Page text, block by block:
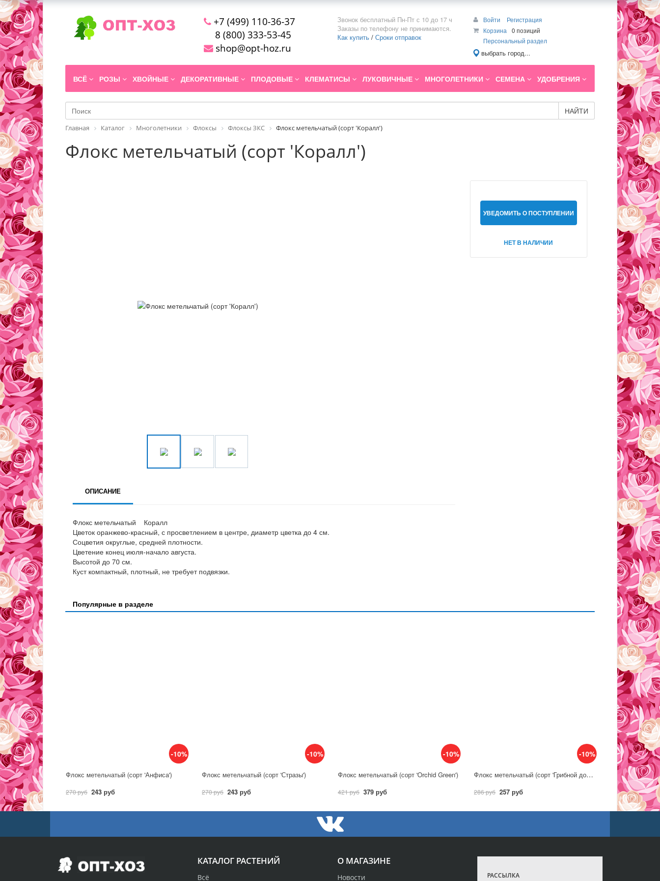
+7 (499) 110-36-37
8 (800) 333-53-45
shop@opt-hoz.ru
Звонок бесплатный Пн-Пт с 10 до 17 ч
Заказы по телефону не принимаются.
Как купить / Сроки отправок
Войти
Регистрация
Корзина
0 позиций
Персональный раздел
выбрать город...
ВСЁ РОЗЫ ХВОЙНЫЕ ДЕКОРАТИВНЫЕ ПЛОДОВЫЕ КЛЕМАТИСЫ ЛУКОВИЧНЫЕ МНОГОЛЕТНИКИ СЕМЕНА УДОБРЕНИЯ
НАЙТИ
Главная Каталог Многолетники Флоксы Флоксы ЗКС Флокс метельчатый (сорт 'Коралл')
Флокс метельчатый (сорт 'Коралл')
УВЕДОМИТЬ О ПОСТУПЛЕНИИ
НЕТ В НАЛИЧИИ
ОПИСАНИЕ
Флокс метельчатый Коралл
Цветок оранжево-красный, с просветлением в центре, диаметр цветка до 4 см.
Соцветия округлые, средней плотности.
Цветение конец июля-начало августа.
Высотой до 70 см.
Куст компактный, плотный, не требует подвязки.
Популярные в разделе
-10%
Флокс метельчатый (сорт 'Анфиса')
270 руб 243 руб
-10%
Флокс метельчатый (сорт 'Стразы')
270 руб 243 руб
-10%
Флокс метельчатый (сорт 'Orchid Green')
421 руб 379 руб
-10%
Флокс метельчатый (сорт 'Грибной дождь')
286 руб 257 руб
О МАГАЗИНЕ
Новости
КАТАЛОГ РАСТЕНИЙ
Всё РАССЫЛКА